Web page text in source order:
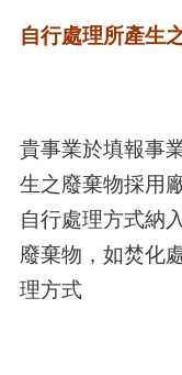
自行處理所產生
貴事業於填報事
生之廢棄物採用
自行處理方式納
廢棄物，如焚化
理方式